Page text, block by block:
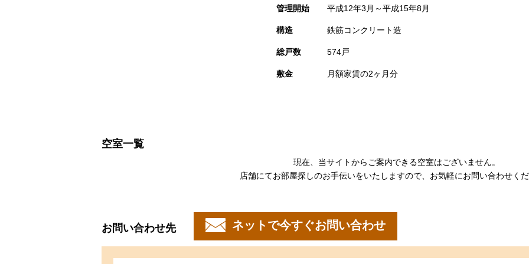
管理開始 平成12年3月～平成15年8月
構造 鉄筋コンクリート造
総戸数 574戸
敷金 月額家賃の2ヶ月分
空室一覧
現在、当サイトからご案内できる空室はございません。
店舗にてお部屋探しのお手伝いをいたしますので、お気軽にお問い合わせく
お問い合わせ先 ネットで今すぐお問い合わせ